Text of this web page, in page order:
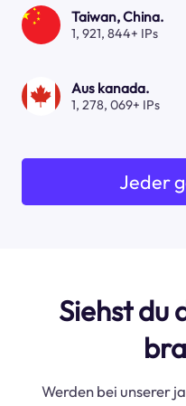
Taiwan, China.
1, 921, 844+ IPs
Aus kanada.
1, 278, 069+ IPs
Jeder
Siehst du
Werden bei unserer